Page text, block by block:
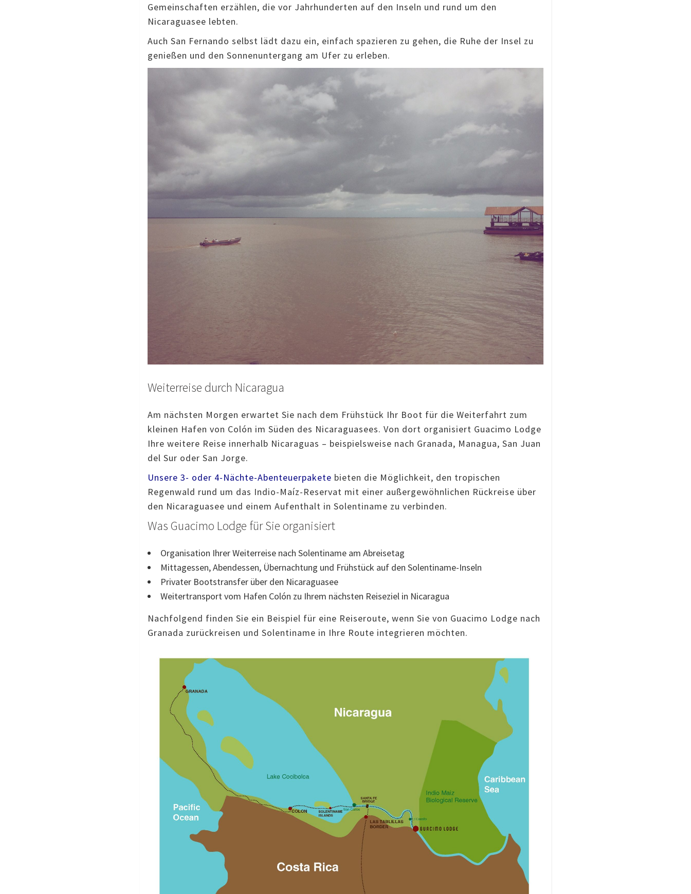
Gemeinschaften erzählen, die vor Jahrhunderten auf den Inseln und rund um den
Nicaraguasee lebten.
Auch San Fernando selbst lädt dazu ein, einfach spazieren zu gehen, die Ruhe der Insel zu
genießen und den Sonnenuntergang am Ufer zu erleben.
Weiterreise durch Nicaragua
Am nächsten Morgen erwartet Sie nach dem Frühstück Ihr Boot für die Weiterfahrt zum
kleinen Hafen von Colón im Süden des Nicaraguasees. Von dort organisiert Guacimo Lodge
Ihre weitere Reise innerhalb Nicaraguas – beispielsweise nach Granada, Managua, San Juan
del Sur oder San Jorge.
Unsere 3- oder 4-Nächte-Abenteuerpakete bieten die Möglichkeit, den tropischen
Regenwald rund um das Indio-Maíz-Reservat mit einer außergewöhnlichen Rückreise über
den Nicaraguasee und einem Aufenthalt in Solentiname zu verbinden.
Was Guacimo Lodge für Sie organisiert
Organisation Ihrer Weiterreise nach Solentiname am Abreisetag
Mittagessen, Abendessen, Übernachtung und Frühstück auf den Solentiname-Inseln
Privater Bootstransfer über den Nicaraguasee
Weitertransport vom Hafen Colón zu Ihrem nächsten Reiseziel in Nicaragua
Nachfolgend finden Sie ein Beispiel für eine Reiseroute, wenn Sie von Guacimo Lodge nach
Granada zurückreisen und Solentiname in Ihre Route integrieren möchten.